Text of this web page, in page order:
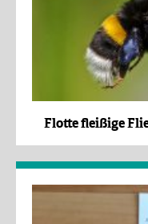
Flotte fleißige